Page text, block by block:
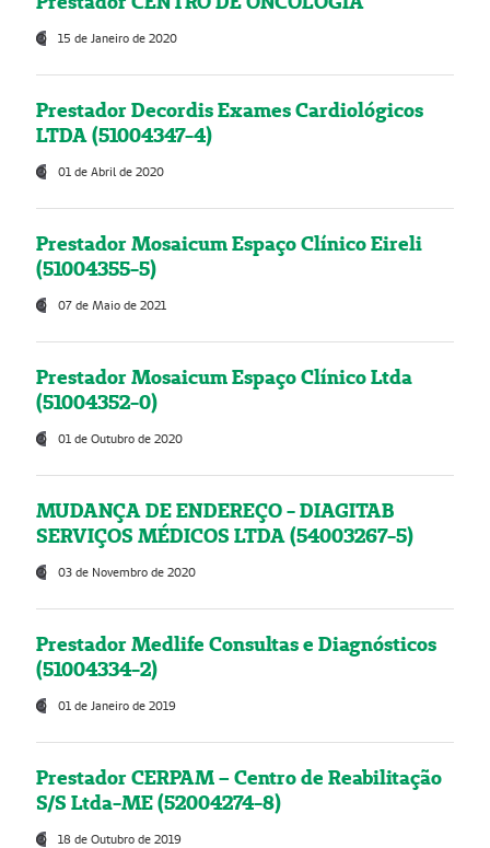
15 de Janeiro de 2020
Prestador Decordis Exames Cardiológicos
LTDA (51004347-4)
01 de Abril de 2020
Prestador Mosaicum Espaço Clínico Eireli
(51004355-5)
07 de Maio de 2021
Prestador Mosaicum Espaço Clínico Ltda
(51004352-0)
01 de Outubro de 2020
MUDANÇA DE ENDEREÇO - DIAGITAB
SERVIÇOS MÉDICOS LTDA (54003267-5)
03 de Novembro de 2020
Prestador Medlife Consultas e Diagnósticos
(51004334-2)
01 de Janeiro de 2019
Prestador CERPAM – Centro de Reabilitação
S/S Ltda-ME (52004274-8)
18 de Outubro de 2019